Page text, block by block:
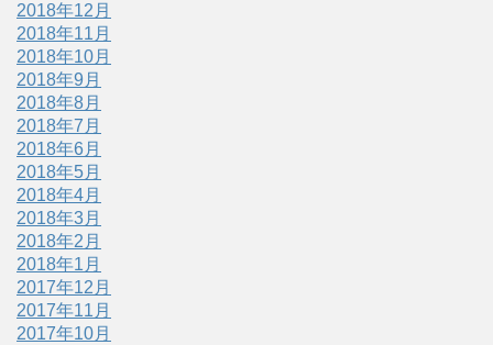
2018年12月
2018年11月
2018年10月
2018年9月
2018年8月
2018年7月
2018年6月
2018年5月
2018年4月
2018年3月
2018年2月
2018年1月
2017年12月
2017年11月
2017年10月